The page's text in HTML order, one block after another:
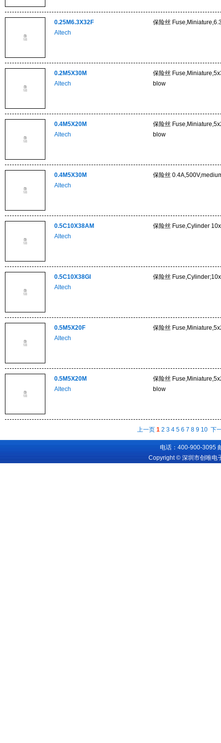
0.25M6.3X32F
Altech
保险丝
0.2M5X30M
Altech
保险丝
blow
0.4M5X20M
Altech
保险丝
blow
0.4M5X30M
Altech
保险丝
0.5C10X38AM
Altech
保险丝 Fuse,Cylinder
0.5C10X38GI
Altech
保险丝
0.5M5X20F
Altech
保险丝
0.5M5X20M
Altech
保险丝
blow
上一页 1 2 3 4 5 6 7 8 9 10 下
电话：400-900-3095
Copyright © 深圳市创唯电